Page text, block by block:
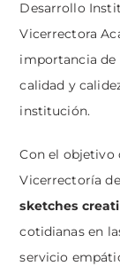
Desarrollo
Vicerrectora
importancia de
calidad y
institución.
Con el objetivo
Vicerrectoría
sketches
cotidianas en
servicio